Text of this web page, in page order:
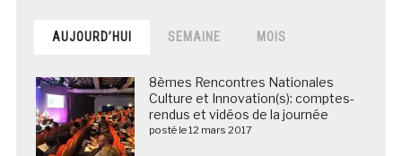
AUJOURD’HUI SEMAINE MOIS
8èmes Rencontres Nationales
Culture et Innovation(s): comptes-
rendus et vidéos de la journée
posté le 12 mars 2017